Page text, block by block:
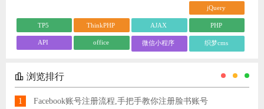
jQuery
TP5 ThinkPHP AJAX PHP
API office 微信小程序 织梦cms
浏览排行
1
Facebook账号注册流程,手把手教你注册脸书账号